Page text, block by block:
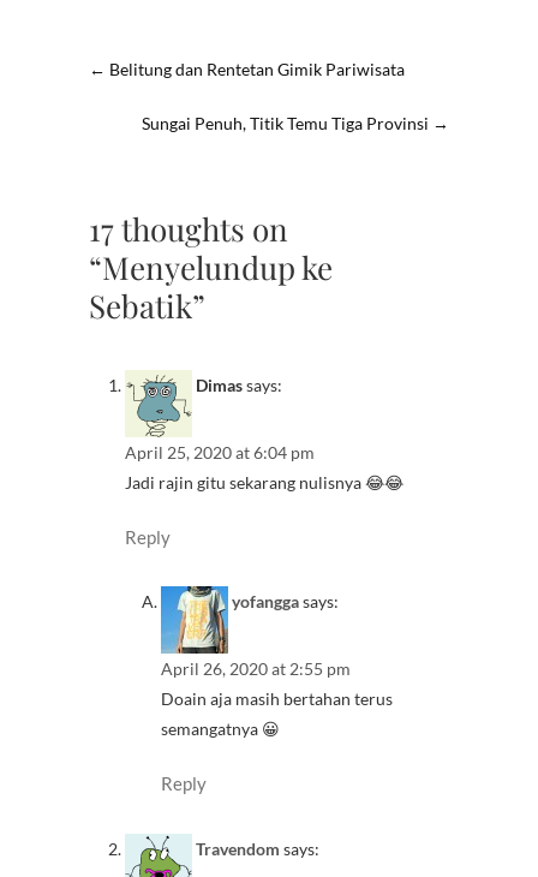
← Belitung dan Rentetan Gimik Pariwisata
Sungai Penuh, Titik Temu Tiga Provinsi →
17 thoughts on
“Menyelundup ke
Sebatik”
Dimassays:
April 25, 2020 at 6:04 pm
Jadi rajin gitu sekarang nulisnya 😂😂
Reply
yofanggasays:
April 26, 2020 at 2:55 pm
Doain aja masih bertahan terus
semangatnya 😀
Reply
Travendom says: